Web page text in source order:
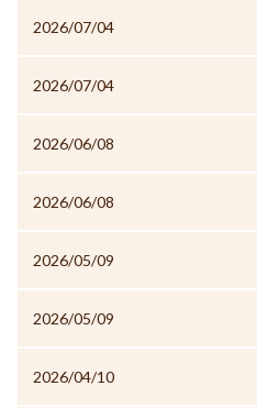
2026/07/04
2026/07/04
2026/06/08
2026/06/08
2026/05/09
2026/05/09
2026/04/10